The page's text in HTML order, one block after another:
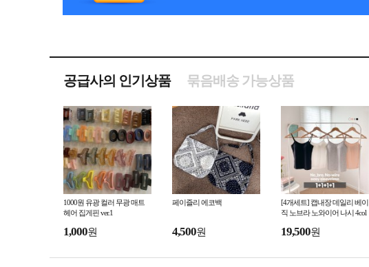
공급사의 인기상품 묶음배송 가능상품
1000원 유광 컬러 무광 매트
헤어 집게핀 ver.1
1,000원
페이즐리 에코백
4,500원
[4개세트] 캡내장 데일리 베이
직 노브라 노와이어 나시 4col
19,500원